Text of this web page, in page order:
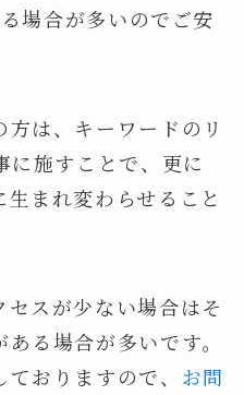
場合が多いのでご安
は、キーワードのリ
に施すことで、更に
まれ変わらせること
セスが少ない場合はそ
る場合が多いです。
おりますので、 お問